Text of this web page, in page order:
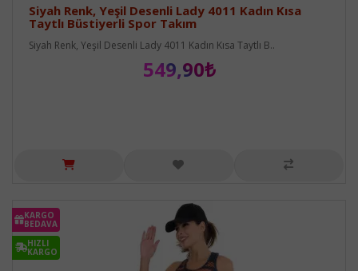
Siyah Renk, Yeşil Desenli Lady 4011 Kadın Kısa
Taytlı Büstiyerli Spor Takım
Siyah Renk, Yeşil Desenli Lady 4011 Kadın Kısa Taytlı B..
549,90₺
KARGO
BEDAVA
HIZLI
KARGO